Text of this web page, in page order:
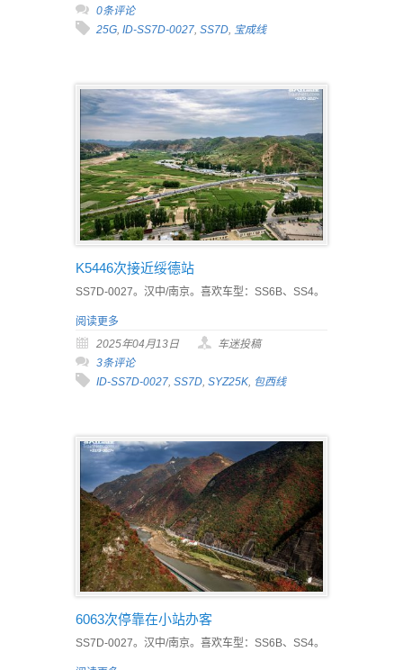
0条评论
25G, ID-SS7D-0027, SS7D, 宝成线
K5446次接近绥德站
SS7D-0027。汉中/南京。喜欢车型：SS6B、SS4。
阅读更多
2025年04月13日
车迷投稿
3条评论
ID-SS7D-0027 SS7D SYZ25K 包西线
6063次停靠在小站办客
SS7D-0027。汉中/南京。喜欢车型：SS6B、SS4。